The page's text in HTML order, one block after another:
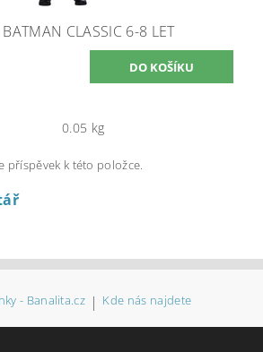
BATMAN CLASSIC 6-8 LET
0.05 kg
příspěvek k této položce.
- Banalita.cz | Kde nás najdete